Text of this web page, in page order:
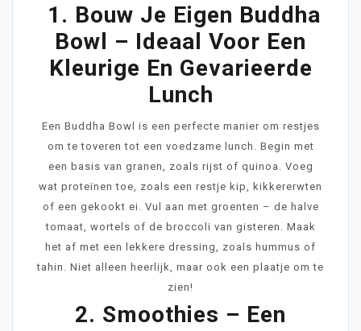
1. Bouw Je Eigen Buddha
Bowl – Ideaal Voor Een
Kleurige En Gevarieerde
Lunch
Een Buddha Bowl is een perfecte manier om restjes
om te toveren tot een voedzame lunch. Begin met
een basis van granen, zoals rijst of quinoa. Voeg
wat proteïnen toe, zoals een restje kip, kikkererwten
of een gekookt ei. Vul aan met groenten – de halve
tomaat, wortels of de broccoli van gisteren. Maak
het af met een lekkere dressing, zoals hummus of
tahin. Niet alleen heerlijk, maar ook een plaatje om te
zien!
2. Smoothies – Een